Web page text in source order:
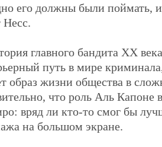
его должны были поймать,
Несс.
главного бандита XX
путь в мире
образ жизни общества в
что роль Аль Капоне
вряд ли кто-то смог бы
на большом экране.